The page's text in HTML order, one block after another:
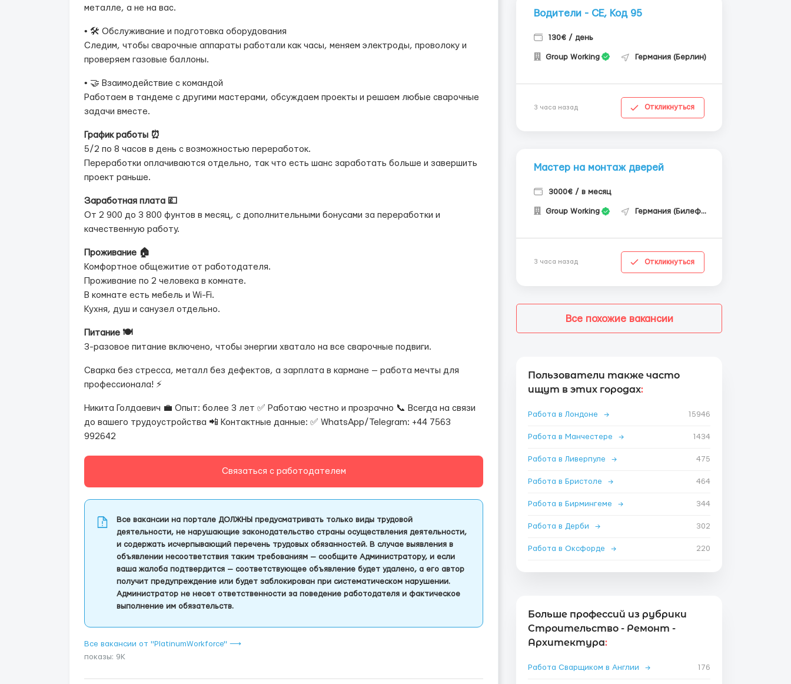
металле, а не на вас.
• 🛠️ Обслуживание и подготовка оборудования
Следим, чтобы сварочные аппараты работали как часы, меняем электроды, проволоку и
проверяем газовые баллоны.
• 🤝 Взаимодействие с командой
Работаем в тандеме с другими мастерами, обсуждаем проекты и решаем любые сварочные
задачи вместе.
График работы ⏰
5/2 по 8 часов в день с возможностью переработок.
Переработки оплачиваются отдельно, так что есть шанс заработать больше и завершить
проект раньше.
Заработная плата 💷
От 2 900 до 3 800 фунтов в месяц, с дополнительными бонусами за переработки и
качественную работу.
Проживание 🏠
Комфортное общежитие от работодателя.
Проживание по 2 человека в комнате.
В комнате есть мебель и Wi-Fi.
Кухня, душ и санузел отдельно.
Питание 🍽️
3-разовое питание включено, чтобы энергии хватало на все сварочные подвиги.
Сварка без стресса, металл без дефектов, а зарплата в кармане — работа мечты для
профессионала! ⚡
Никита Голдаевич 💼 Опыт: более 3 лет ✅ Работаю честно и прозрачно 📞 Всегда на связи
до вашего трудоустройства 📲 Контактные данные: ✅ WhatsApp/Telegram: +44 7563
992642
Связаться с работодателем
Все вакансии на портале ДОЛЖНЫ предусматривать только виды трудовой
деятельности, не нарушающие законодательство страны осуществления деятельности,
и содержать исчерпывающий перечень трудовых обязанностей. В случае выявления в
объявлении несоответствия таким требованиям — сообщите Администратору, и если
ваша жалоба подтвердится — соответствующее объявление будет удалено, а его автор
получит предупреждение или будет заблокирован при систематическом нарушении.
Администратор не несет ответственности за поведение работодателя и фактическое
выполнение им обязательств.
Все вакансии от "PlatinumWorkforce" ⟶
показы: 9K
Водители - СЕ, Код 95
130€ / день
Group Working Германия (Берлин)
3 часа назад Откликнуться
Мастер на монтаж дверей
3000€ / в месяц
Group Working Германия (Билефельд)
3 часа назад Откликнуться
Все похожие вакансии
Пользователи также часто
ищут в этих городах:
Работа в Лондоне → 15946
Работа в Манчестере → 1434
Работа в Ливерпуле → 475
Работа в Бристоле → 464
Работа в Бирмингеме → 344
Работа в Дерби → 302
Работа в Оксфорде → 220
Больше профессий из рубрики
Строительство - Ремонт -
Архитектура:
Работа Сварщиком в Англии → 176